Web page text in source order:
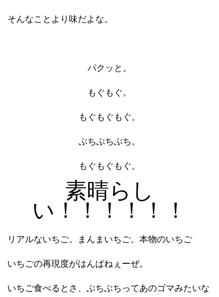
そんなことより味だよな。
パクッと。
もぐもぐ。
もぐもぐもぐ。
ぶちぶちぶち。
もぐもぐもぐ。
素晴らし
い！！！！！！
リアルないちご。まんまいちご。本物のいちご
いちごの再現度がはんぱねぇーぜ。
いちご食べるとさ、ぶちぶちってあのゴマみたいな